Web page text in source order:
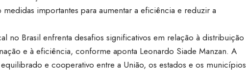
medidas importantes para aumentar a eficiência e reduzir a
no Brasil enfrenta desafios significativos em relação à distribuição
e à eficiência, conforme aponta Leonardo Siade Manzan. A
e cooperativo entre a União, os estados e os municípios